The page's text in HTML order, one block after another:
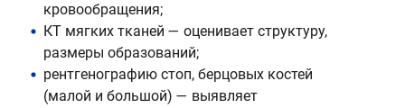
кровообращения;
КТ мягких тканей — оценивает структуру,
размеры образований;
рентгенографию стоп, берцовых костей
(малой и большой) — выявляет